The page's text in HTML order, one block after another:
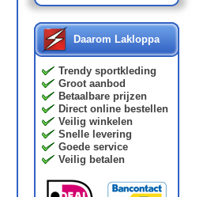
Daarom Lakloppa
Trendy sportkleding
Groot aanbod
Betaalbare prijzen
Direct online bestellen
Veilig winkelen
Snelle levering
Goede service
Veilig betalen